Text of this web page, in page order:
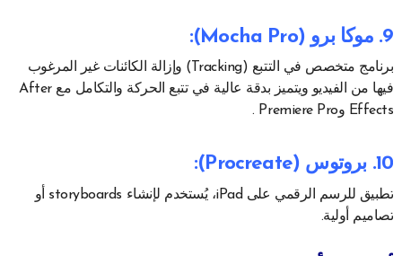
9. موكا برو (Mocha Pro) :
برنامج متخصص في التتبع (Tracking) وإزالة الكائنات غير المرغوب
فيها من الفيديو ويتميز بدقة عالية في تتبع الحركة والتكامل مع After
Effects وPremiere Pro .
10. بروتوس (Procreate) :
تطبيق للرسم الرقمي على iPad، يُستخدم لإنشاء storyboards أو
تصاميم أولية.